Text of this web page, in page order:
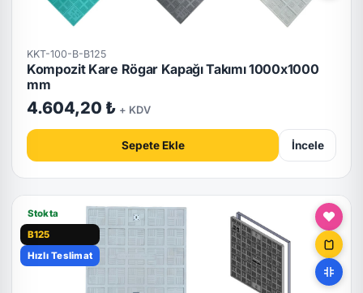
KKT-100-B-B125
Kompozit Kare Rögar Kapağı Takımı 1000x1000
mm
4.604,20 ₺ + KDV
Sepete Ekle İncele
Stokta
B125
Hızlı Teslimat